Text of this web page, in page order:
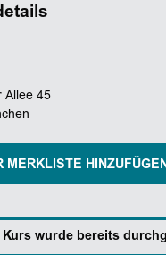
Allee 45
MERKLISTE
Kurs wurde bereits